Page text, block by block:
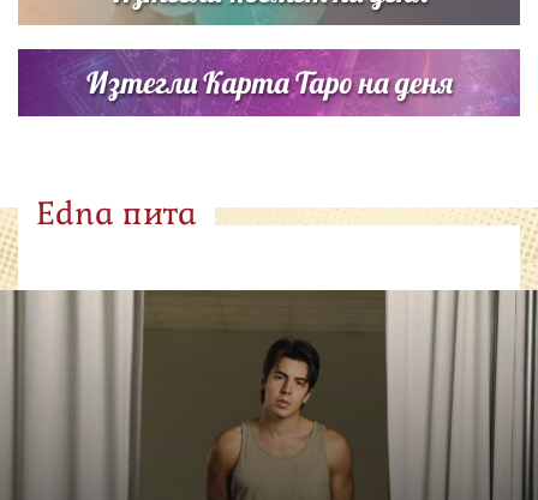
Изтегли Карта Таро на деня
Edna пита